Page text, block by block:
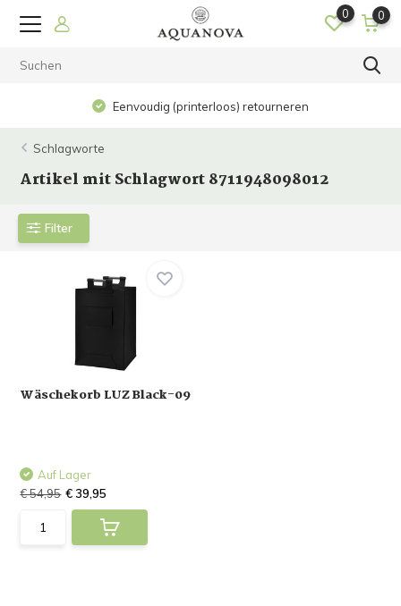
0 0
Eenvoudig (printerloos) retourneren
Schlagworte
Artikel mit Schlagwort 8711948098012
Filter
Wäschekorb LUZ Black-09
Auf Lager
€ 54,95 € 39,95